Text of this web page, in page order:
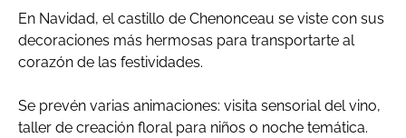
En Navidad, el castillo de Chenonceau se viste con sus
decoraciones más hermosas para transportarte al
corazón de las festividades.
Se prevén varias animaciones: visita sensorial del vino,
taller de creación floral para niños o noche temática.